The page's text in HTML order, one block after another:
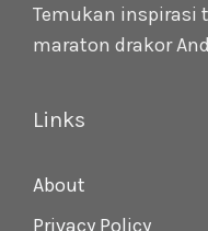
Temukan inspirasi
maraton drakor
Links
About
Privacy Policy